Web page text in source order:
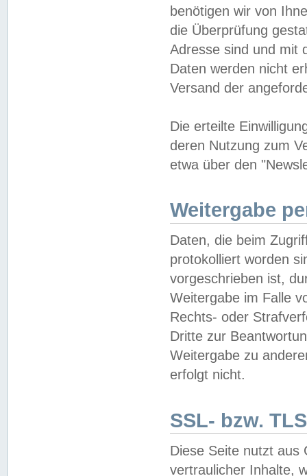
benötigen wir von
die Überprüfung
Adresse sind und mit
Daten werden nicht
Versand der
Die erteilte
deren Nutzung zum
etwa über den
Weitergabe
Daten, die beim
protokolliert worden
vorgeschrieben ist,
Weitergabe im Falle
Rechts- oder
Dritte zur
Weitergabe zu
erfolgt nicht.
SSL- bzw.
Diese Seite nutzt aus
vertraulicher Inhalte,